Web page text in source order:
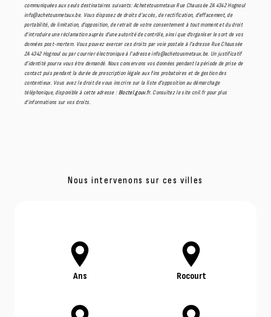
communiquées aux seuls destinataires suivants: Achetetousmetaux Rue Chaussée 2A 4342 Hognoul
info@achetousmetaux.be. Vous disposez de droits d’accès, de rectification, d’effacement, de
portabilité, de limitation, d’opposition, de retrait de votre consentement à tout moment et du droit
d’introduire une réclamation auprès d’une autorité de contrôle, ainsi que d’organiser le sort de vos
données post-mortem. Vous pouvez exercer ces droits par voie postale à l'adresse Rue Chaussée
2A 4342 Hognoul ou par courrier électronique à l'adresse info@achetousmetaux.be. Un justificatif
d'identité pourra vous être demandé. Nous conservons vos données pendant la période de prise de
contact puis pendant la durée de prescription légale aux fins probatoires et de gestion des
contentieux. Vous avez le droit de vous inscrire sur la liste d'opposition au démarchage
téléphonique, disponible à cette adresse :Bloctel.gouv.fr. Consultez le site cnil.fr pour plus
d’informations sur vos droits.
Nous intervenons sur ces villes
Ans Rocourt